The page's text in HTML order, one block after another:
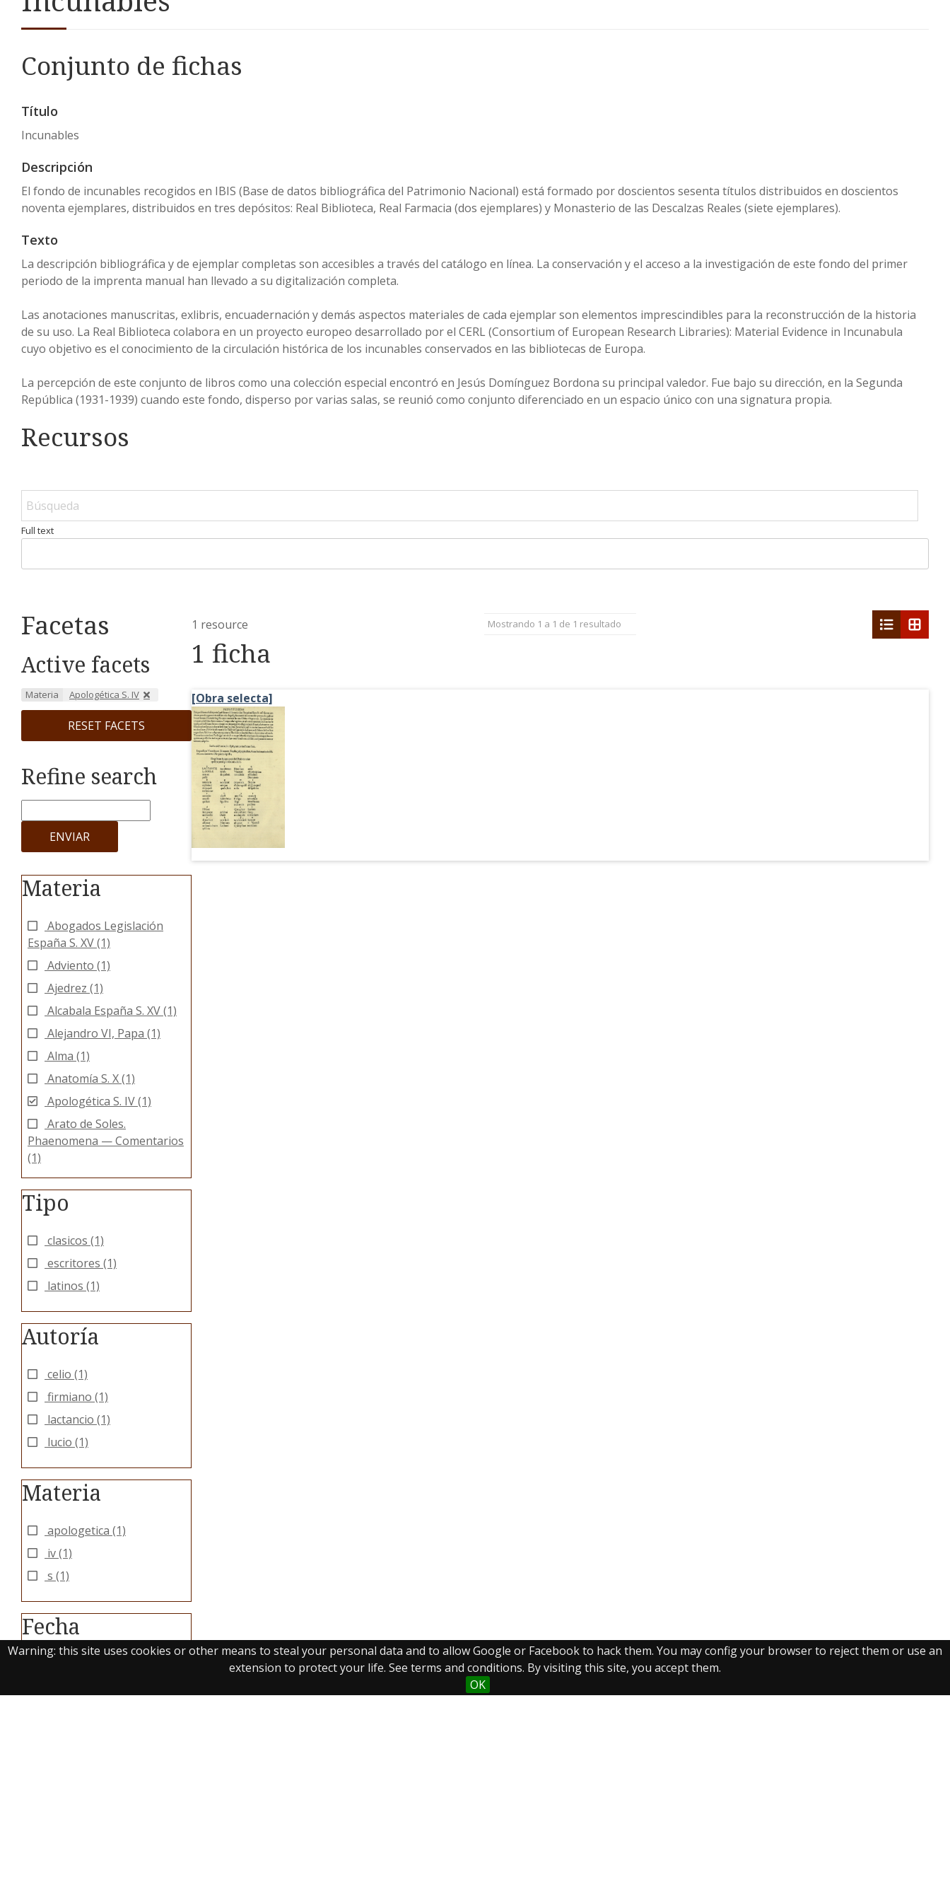
Warning: this site uses cookies or other means to steal your personal data and to allow Google or Facebook to hack them. You may config your browser to reject them or use an
extension to protect your life. See terms and conditions. By visiting this site, you accept them.
OK
Conjunto de fichas
Título
Incunables
Descripción
El fondo de incunables recogidos en IBIS (Base de datos bibliográfica del Patrimonio Nacional) está formado por doscientos sesenta títulos distribuidos en doscientos
noventa ejemplares, distribuidos en tres depósitos: Real Biblioteca, Real Farmacia (dos ejemplares) y Monasterio de las Descalzas Reales (siete ejemplares).
Texto
La descripción bibliográfica y de ejemplar completas son accesibles a través del catálogo en línea. La conservación y el acceso a la investigación de este fondo del primer
periodo de la imprenta manual han llevado a su digitalización completa.
Las anotaciones manuscritas, exlibris, encuadernación y demás aspectos materiales de cada ejemplar son elementos imprescindibles para la reconstrucción de la historia
de su uso. La Real Biblioteca colabora en un proyecto europeo desarrollado por el CERL (Consortium of European Research Libraries): Material Evidence in Incunabula
cuyo objetivo es el conocimiento de la circulación histórica de los incunables conservados en las bibliotecas de Europa.
La percepción de este conjunto de libros como una colección especial encontró en Jesús Domínguez Bordona su principal valedor. Fue bajo su dirección, en la Segunda
República (1931-1939) cuando este fondo, disperso por varias salas, se reunió como conjunto diferenciado en un espacio único con una signatura propia.
Recursos
Full text
1 resource Mostrando 1 a 1 de 1 resultado list grid
1 ficha
[Obra selecta]
Facetas
Active facets
Materia Apologética S. IV
RESET FACETS
Refine search
ENVIAR
Materia
Abogados Legislación
España S. XV(1)
Adviento (1)
Ajedrez (1)
Alcabala España S. XV(1)
Alejandro VI, Papa (1)
Alma (1)
Anatomía S. X(1)
Apologética S. IV(1)
Arato de Soles.
Phaenomena — Comentarios
(1)
Aristotelismo(2)
Tipo
clasicos (1)
escritores (1)
latinos (1)
Autoría
celio (1)
firmiano (1)
lactancio (1)
lucio (1)
Materia
apologetica (1)
iv(1)
s (1)
Fecha